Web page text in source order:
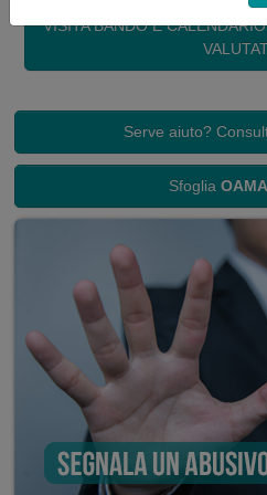
VISITA BANDO E
Serve aiuto?
Sfoglia